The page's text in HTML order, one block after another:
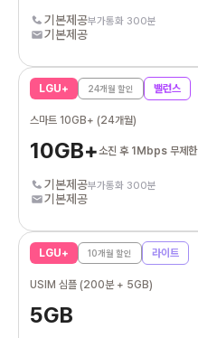
기본제공부가통화 300분
기본제공
LGU+ 24개월 할인 밸런스
스마트 10GB+ (24개월)
10GB+소진 후 1Mbps 무제한
기본제공부가통화 300분
기본제공
LGU+ 10개월 할인 라이트
USIM 심플 (200분 + 5GB)
5GB